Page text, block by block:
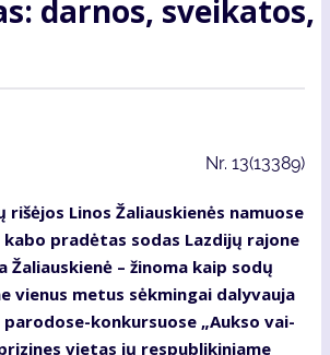
dar­nos, svei­ka­tos,
Nr. 13(13389)
ri­šė­jos Li­nos Ža­liaus­kie­nės na­muo­se
pra­dė­tas so­das Laz­di­jų ra­jo­ne
Ža­liaus­kie­nė – ži­no­ma kaip so­dų
vie­nus me­tus sėk­min­gai da­ly­vau­ja
pa­ro­do­se-kon­kur­suo­se „Auk­so vai­
vie­tas jų res­pub­li­ki­nia­me